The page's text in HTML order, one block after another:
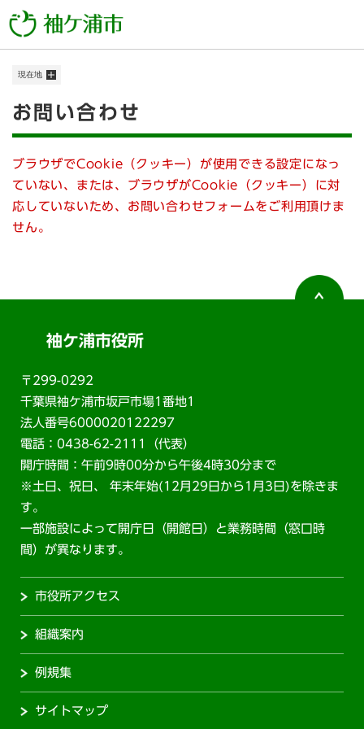
ー
メニューを飛ばして本文へ
現在地
本
お問い合わせ
ブラウザでCookie（クッキー）が使用できる設定になっ
ていない、または、ブラウザがCookie（クッキー）に対
応していないため、お問い合わせフォームをご利用頂けま
せん。
袖ケ浦市役所
〒299-0292
千葉県袖ケ浦市坂戸市場1番地1
法人番号6000020122297
電話：0438-62-2111（代表）
開庁時間：午前9時00分から午後4時30分まで
※土日、祝日、 年末年始(12月29日から1月3日)を除きま
す。
一部施設によって開庁日（開館日）と業務時間（窓口時
間）が異なります。
市役所アクセス
組織案内
例規集
サイトマップ